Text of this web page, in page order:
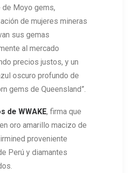
de Moyo gems,
de mujeres mineras
sus gemas
al mercado
precios justos, y un
oscuro profundo de
gems de Queensland”.
de WWAKE, firma que
oro amarillo macizo de
proveniente
Perú y diamantes